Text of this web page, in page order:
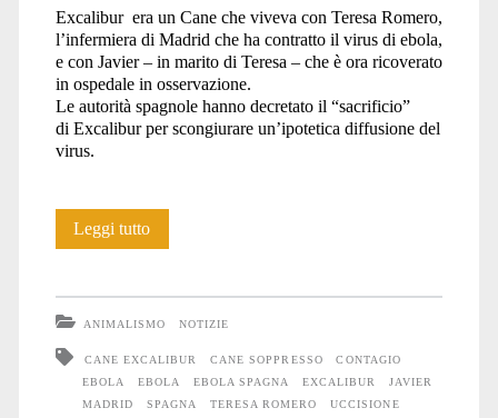
Excalibur era un Cane che viveva con Teresa Romero,
l’infermiera di Madrid che ha contratto il virus di ebola,
e con Javier – in marito di Teresa – che è ora ricoverato
in ospedale in osservazione.
Le autorità spagnole hanno decretato il “sacrificio”
di Excalibur per scongiurare un’ipotetica diffusione del
virus.
Leggi tuttoExcalibur
ANIMALISMO NOTIZIE
CANE EXCALIBUR CANE SOPPRESSO
CONTAGIO
EBOLA
EBOLA EBOLA SPAGNA EXCALIBUR
JAVIER
MADRID
SPAGNA TERESA ROMERO
UCCISIONE